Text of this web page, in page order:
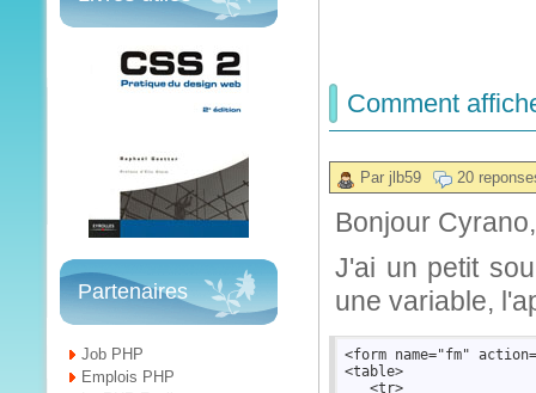
Comment
Par jlb59 20
Bonjour Cyrano,
J'ai un petit
une variable,
<form name="fm"
<table>
   <tr>
Partenaires
Job PHP
Emplois PHP